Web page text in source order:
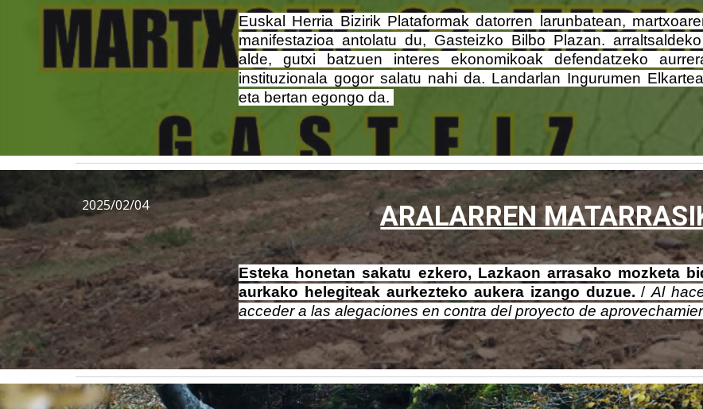
Euskal Herria Bizirik Plataformak datorren larunbatean,
manifestazioa antolatu du, Gasteizko Bilbo Plazan.
alde, gutxi batzuen interes ekonomikoak defendatzeko
instituzionala gogor salatu nahi da. Landarlan Ingurumen
eta bertan egongo da.
2025/02/04 ARALARREN
Esteka honetan sakatu ezkero, Lazkaon arrasako mozketa
aurkako helegiteak aurkezteko aukera izango duzue. /Al
acceder a las alegaciones en contra del proyecto de